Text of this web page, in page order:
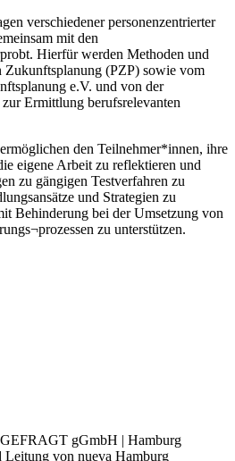
verschiedener personenzentrierter
mit den
Hierfür werden Methoden und
Zukunftsplanung (PZP) sowie vom
e.V. und von der
Ermittlung berufsrelevanten
den Teilnehmer*innen, ihre
eigene Arbeit zu reflektieren und
zu gängigen Testverfahren zu
und Strategien zu
Behinderung bei der Umsetzung von
zu unterstützen.
gGmbH | Hamburg
Leitung von nueva Hamburg